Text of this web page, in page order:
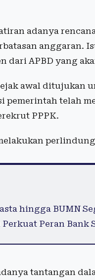
adanya
anggaran.
dari APBD yang
awal ditujukan
pemerintah telah
PPPK.
hingga BUMN
Peran Bank
tantangan